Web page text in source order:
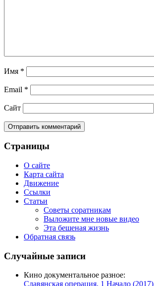
Имя *
Email *
Сайт
Страницы
О сайте
Карта сайта
Движение
Ссылки
Статьи
Советы соратникам
Выложите мне новые видео
Эта бешеная жизнь
Обратная связь
Случайные записи
Кино документальное разное:
Славянская операция. 1 Начало (2017)